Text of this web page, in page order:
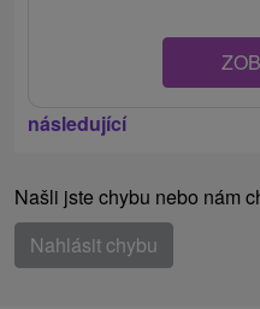
následující
Našli jste chybu nebo nám
Nahlásit chybu